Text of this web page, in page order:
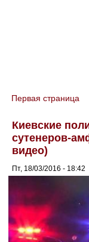
You are here
Первая страница
Киевские
сутенеров-
видео)
Пт, 18/03/2016 - 18:42